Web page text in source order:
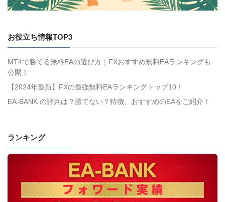
お役立ち情報TOP3
MT4で勝てる無料EAの選び方｜FXおすすめ無料EAランキングも
公開！
【2024年最新】FXの最強無料EAランキングトップ10！
EA-BANK の評判は？勝てない？特徴、おすすめのEAをご紹介！
ランキング